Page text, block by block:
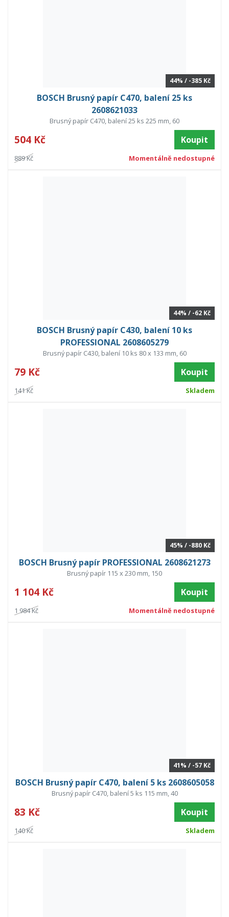
44% / -385 Kč
BOSCH Brusný papír C470, balení 25 ks
2608621033
Brusný papír C470, balení 25 ks 225 mm, 60
504 Kč Koupit
889 Kč Momentálně nedostupné
44% / -62 Kč
BOSCH Brusný papír C430, balení 10 ks
PROFESSIONAL 2608605279
Brusný papír C430, balení 10 ks 80 x 133 mm, 60
79 Kč Koupit
141 Kč Skladem
45% / -880 Kč
BOSCH Brusný papír PROFESSIONAL 2608621273
Brusný papír 115 x 230 mm, 150
1 104 Kč Koupit
1 984 Kč Momentálně nedostupné
41% / -57 Kč
BOSCH Brusný papír C470, balení 5 ks 2608605058
Brusný papír C470, balení 5 ks 115 mm, 40
83 Kč Koupit
140 Kč Skladem